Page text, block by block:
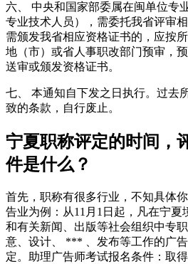
六、 中央和国家部委属在闽单位专
专业技术人员），需委托我省评审
需颁发我省相应资格证书的，应按
地（市）或省人事职改部门预审，
送审或颁发资格证书。
七、 本通知自下发之日执行。过去
致的条款，自行废止。
宁夏职称评定的时间，
件是什么？
首先，职称有很多行业，不知具体
告业为例：从11月1日起，凡在宁夏
和有关新闻、出版等社会组织中专
意、设计、 *** 、发布等工作的广
定。助理广告师考试报名条件：取